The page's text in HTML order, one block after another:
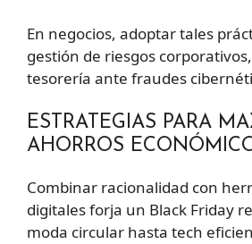
En negocios, adoptar tales
gestión de riesgos
tesorería ante fraudes
ESTRATEGIAS PARA
AHORROS
Combinar racionalidad con
digitales forja un Black Friday
moda circular hasta tech